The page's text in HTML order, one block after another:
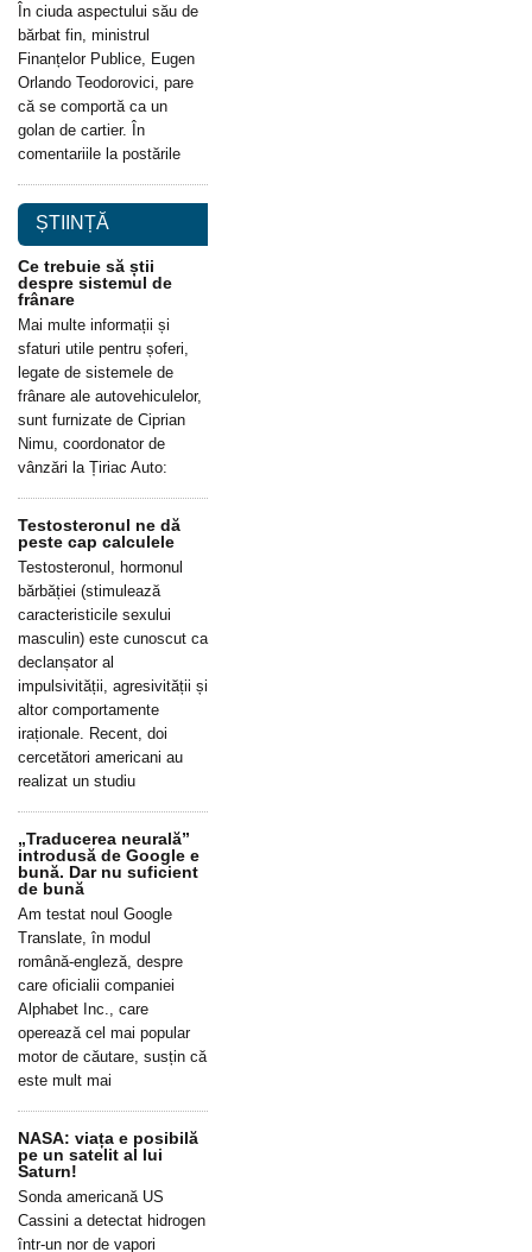
În ciuda aspectului său de
bărbat fin, ministrul
Finanțelor Publice, Eugen
Orlando Teodorovici, pare
că se comportă ca un
golan de cartier. În
comentariile la postările
ȘTIINȚĂ
Ce trebuie să știi
despre sistemul de
frânare
Mai multe informații și
sfaturi utile pentru șoferi,
legate de sistemele de
frânare ale autovehiculelor,
sunt furnizate de Ciprian
Nimu, coordonator de
vânzări la Țiriac Auto:
Testosteronul ne dă
peste cap calculele
Testosteronul, hormonul
bărbăției (stimulează
caracteristicile sexului
masculin) este cunoscut ca
declanșator al
impulsivității, agresivității și
altor comportamente
iraționale. Recent, doi
cercetători americani au
realizat un studiu
„Traducerea neurală”
introdusă de Google e
bună. Dar nu suficient
de bună
Am testat noul Google
Translate, în modul
română-engleză, despre
care oficialii companiei
Alphabet Inc., care
operează cel mai popular
motor de căutare, susțin că
este mult mai
NASA: viața e posibilă
pe un satelit al lui
Saturn!
Sonda americană US
Cassini a detectat hidrogen
într-un nor de vapori